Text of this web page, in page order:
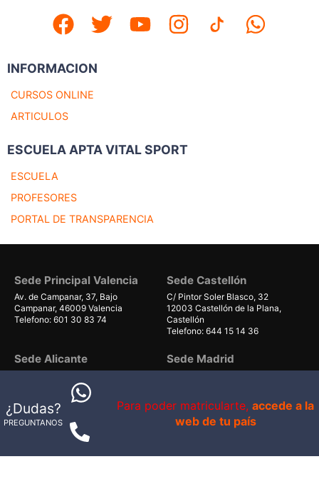
¿Dudas?
PREGUNTANOS
Para poder matricularte,accede a la
web de tu país
INFORMACION
CURSOS ONLINE
ARTICULOS
ESCUELA APTA VITAL SPORT
ESCUELA
PROFESORES
PORTAL DE TRANSPARENCIA
Sede Principal Valencia
Av. de Campanar, 37, Bajo
Campanar, 46009 Valencia
Telefono: 601 30 83 74
Sede Castellón
C/ Pintor Soler Blasco, 32
12003 Castellón de la Plana,
Castellón
Telefono: 644 15 14 36
Sede Alicante
03550 Sant Joan d'Alacant,
Telefono: 644 35 04 03
Sede Madrid
Sede Gran Canaria